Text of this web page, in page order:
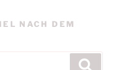
NACH DEM